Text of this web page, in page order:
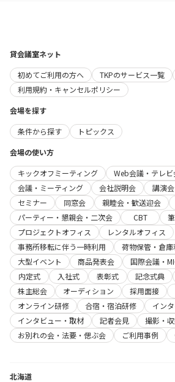
貸会議室ネット
初めてご利用の方へ
TKPのサービス一覧
利用規約・キャンセルポリシー
会場を探す
条件から探す
トピックス
会場の使い方
キックオフミーティング
Web会議・テレビ
会議・ミーティング
会社説明会 講演会
セミナー
同窓会 親睦会・歓送迎会
パーティー・懇親会・二次会
CBT
プロジェクトオフィス
レンタルオフィス
事務所移転に伴う一時利用
荷物保管・倉庫
大型イベント
商品発表会 国際会議・
内定式
入社式 表彰式 記念式典
株主総会
オーディション 採用面接
オンライン研修
合宿・宿泊研修
イン
インタビュー・取材
記者会見
撮影・
お別れの会・法要・偲ぶ会
ご利用事例
北海道